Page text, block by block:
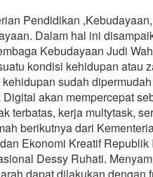
Pendidikan
Dalam hal ini
Kebudayaan Judi
kondisi kehidupan atau
sudah
akan mempercepat
terbatas, kerja multytask,
berikutnya dari
Ekonomi Kreatif
Dessy Ruhati.